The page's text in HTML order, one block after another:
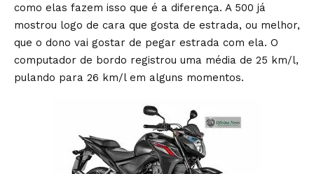
como elas fazem isso que é a diferença. A 500 já
mostrou logo de cara que gosta de estrada, ou melhor,
que o dono vai gostar de pegar estrada com ela. O
computador de bordo registrou uma média de 25 km/l,
pulando para 26 km/l em alguns momentos.